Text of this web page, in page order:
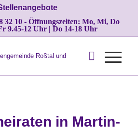
32 10 - Öffnungszeiten: Mo, Mi, Do
9.45-12 Uhr | Do 14-18 Uhr
in Martin-